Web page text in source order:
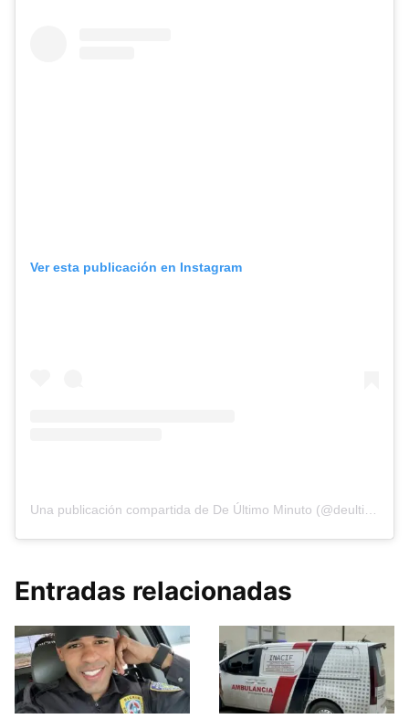
Ver esta publicación en Instagram
Una publicación compartida de De Último Minuto (@deultimominutomedia)
Entradas relacionadas